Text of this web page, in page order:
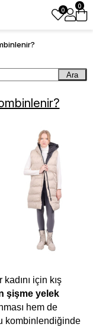
0
0
Ara
için kış
şişme yelek
hem de
kombinlendiğinde